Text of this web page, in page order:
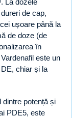
. La dozele
de cap,
ușoare până la
de doze (de
în
este un
chiar și la
dintre potență și
PDE5, este